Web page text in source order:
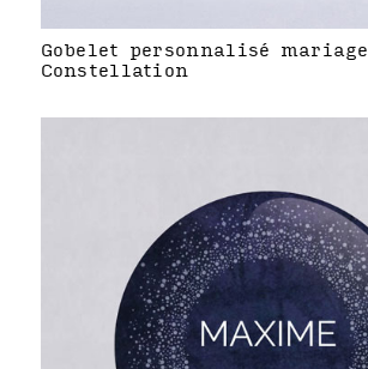
Gobelet personnalisé mariage
Constellation